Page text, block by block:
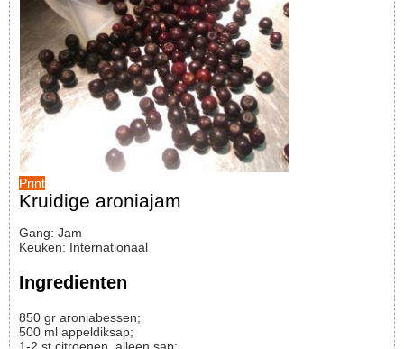
Print
Kruidige aroniajam
Gang: Jam
Keuken: Internationaal
Ingredienten
850 gr aroniabessen;
500 ml appeldiksap;